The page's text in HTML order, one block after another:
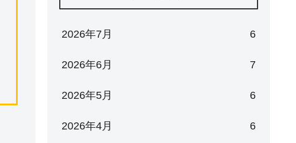
2026年7月 6
2026年6月 7
2026年5月 6
2026年4月 6